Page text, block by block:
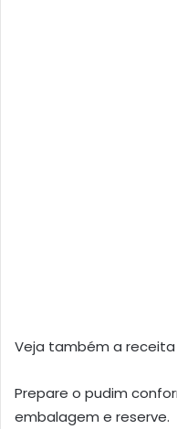
Veja também a receita
Prepare o pudim
embalagem e reserve.